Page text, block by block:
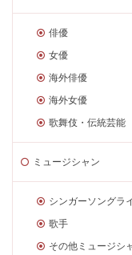
俳優
女優
海外俳優
海外女優
歌舞伎・伝統芸能
ミュージシャン
シンガーソングラ
歌手
その他ミュージシ